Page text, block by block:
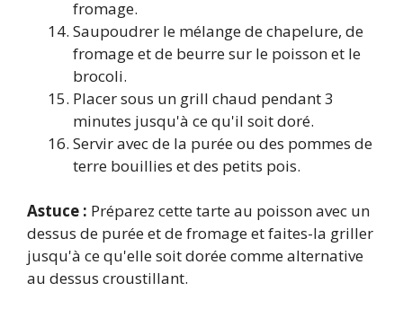
fromage.
Saupoudrer le mélange de chapelure, de
fromage et de beurre sur le poisson et le
brocoli.
Placer sous un grill chaud pendant 3
minutes jusqu'à ce qu'il soit doré.
Servir avec de la purée ou des pommes de
terre bouillies et des petits pois.
Astuce : Préparez cette tarte au poisson avec un
dessus de purée et de fromage et faites-la griller
jusqu'à ce qu'elle soit dorée comme alternative
au dessus croustillant.